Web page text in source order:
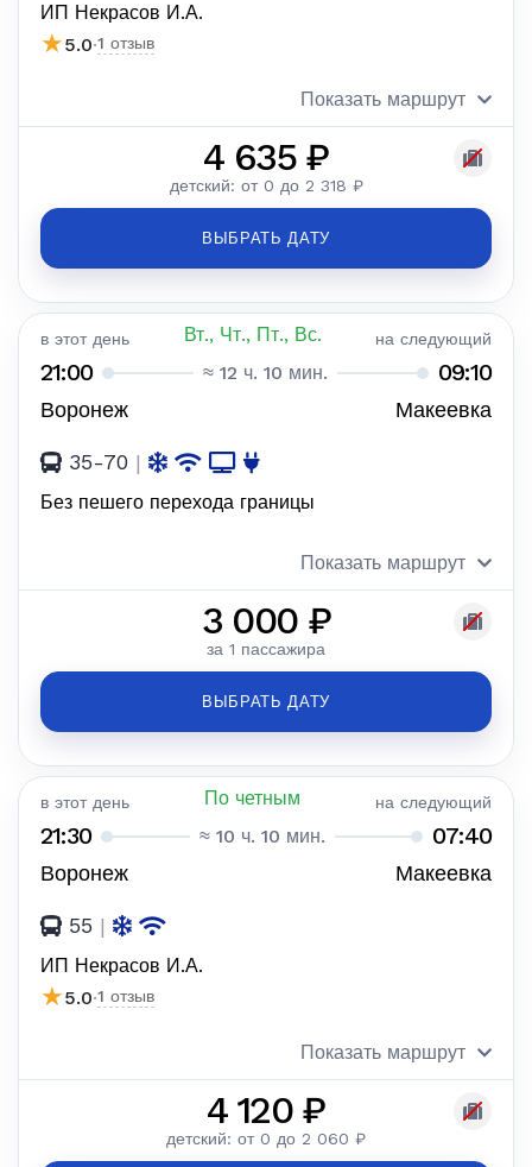
ИП Некрасов И.А.
★5.0·1 отзыв
Показать маршрут
4 635 ₽
детский: от 0 до 2 318 ₽
ВЫБРАТЬ ДАТУ
в этот день Вт., Чт., Пт., Вс. на следующий
21:00 ≈ 12 ч. 10 мин. 09:10
Воронеж Макеевка
35-70 |
Без пешего перехода границы
Показать маршрут
3 000 ₽
за 1 пассажира
ВЫБРАТЬ ДАТУ
в этот день По четным на следующий
21:30 ≈ 10 ч. 10 мин. 07:40
Воронеж Макеевка
55 |
ИП Некрасов И.А.
★5.0·1 отзыв
Показать маршрут
4 120 ₽
детский: от 0 до 2 060 ₽